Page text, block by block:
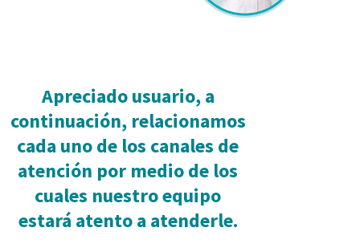
Apreciado usuario, a
continuación, relacionamos
cada uno de los canales de
atención por medio de los
cuales nuestro equipo
estará atento a atenderle.